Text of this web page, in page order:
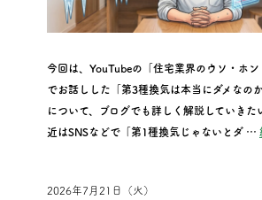
今回は、YouTubeの「住宅業界のウソ・ホ
でお話しした「第3種換気は本当にダメなの
について、ブログでも詳しく解説していきた
近はSNSなどで「第1種換気じゃないとダ …
2026年7月21日（火）